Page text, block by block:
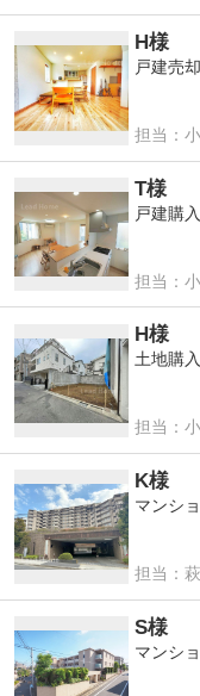
H様
戸建売却
担
担当：
T様
戸建購入
担
担当：
H様
土地購入
担
担当：
K様
マンシ
担
担当：
S様
マンシ
担